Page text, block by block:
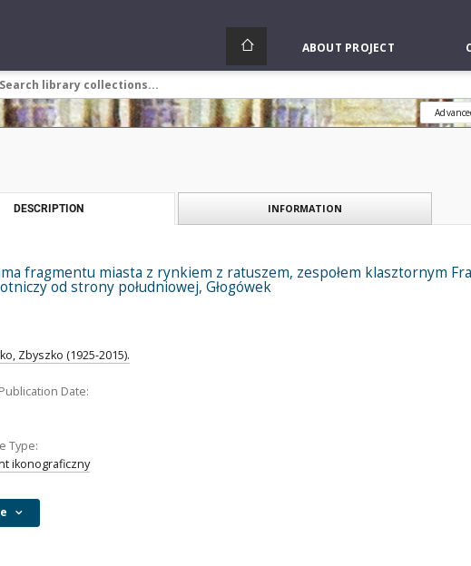
ABOUT PROJECT
DESCRIPTION INFORMATION
fragmentu miasta z rynkiem z ratuszem, zespołem klasztornym
od strony południowej, Głogówek
Zbyszko (1925-2015).
Date:
Type:
ikonograficzny